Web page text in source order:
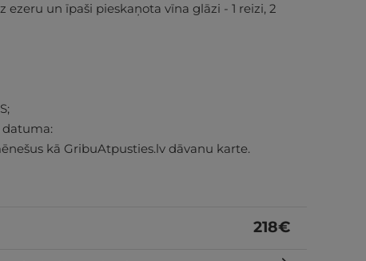
un īpaši pieskaņota vīna glāzi - 1 reizi, 2
datuma:
kā GribuAtpusties.lv dāvanu karte.
218€